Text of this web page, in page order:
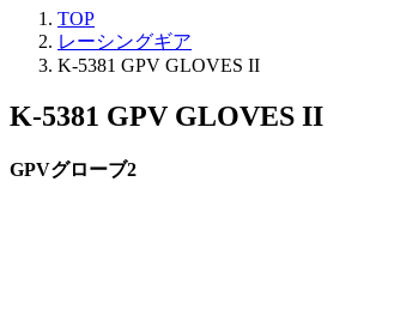
TOP
レーシングギア
K-5381 GPV GLOVES II
K-5381 GPV GLOVES II
GPVグローブ2